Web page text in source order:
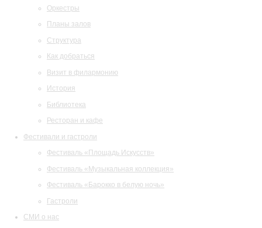
Оркестры
Планы залов
Структура
Как добраться
Визит в филармонию
История
Библиотека
Ресторан и кафе
Фестивали и гастроли
Фестиваль «Площадь Искусств»
Фестиваль «Музыкальная коллекция»
Фестиваль «Барокко в белую ночь»
Гастроли
СМИ о нас